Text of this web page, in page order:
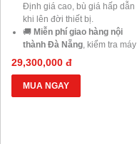
Định giá cao, bù giá hấp dẫn
khi lên đời thiết bị.
🚚 Miễn phí giao hàng nội
thành Đà Nẵng, kiểm tra máy
trước khi thanh toán.
💳
Trả góp 0% qua thẻ tín
dụng hoặcHD Saison chỉ từ
1%/tháng, thủ tục đơn giản.
29,300,000 đ
MUA NGAY